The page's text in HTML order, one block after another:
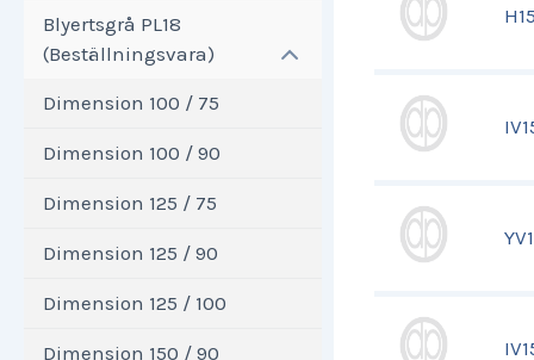
Blyertsgrå PL18
(Beställningsvara)
Dimension 100 / 75
Dimension 100 / 90
Dimension 125 / 75
Dimension 125 / 90
Dimension 125 / 100
Dimension 150 / 90